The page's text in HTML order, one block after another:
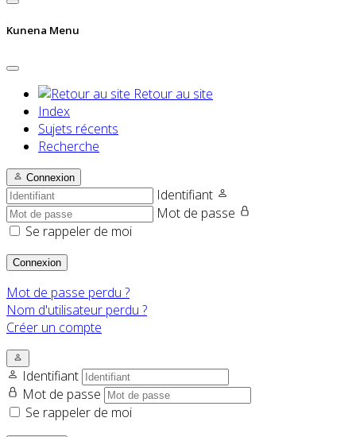
Kunena Menu
Retour au site
Index
Sujets récents
Recherche
Connexion
Identifiant
Mot de passe
Se rappeler de moi
Connexion
Mot de passe perdu ?
Nom d'utilisateur perdu ?
Créer un compte
Identifiant
Mot de passe
Se rappeler de moi